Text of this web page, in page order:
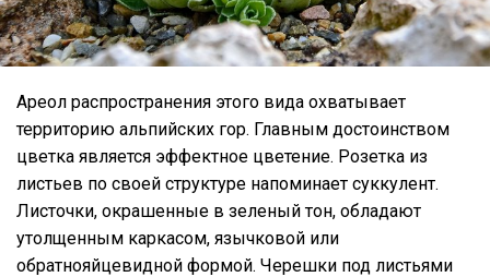
Ареол распространения этого вида охватывает
территорию альпийских гор. Главным достоинством
цветка является эффектное цветение. Розетка из
листьев по своей структуре напоминает суккулент.
Листочки, окрашенные в зеленый тон, обладают
утолщенным каркасом, язычковой или
обратнояйцевидной формой. Черешки под листьями